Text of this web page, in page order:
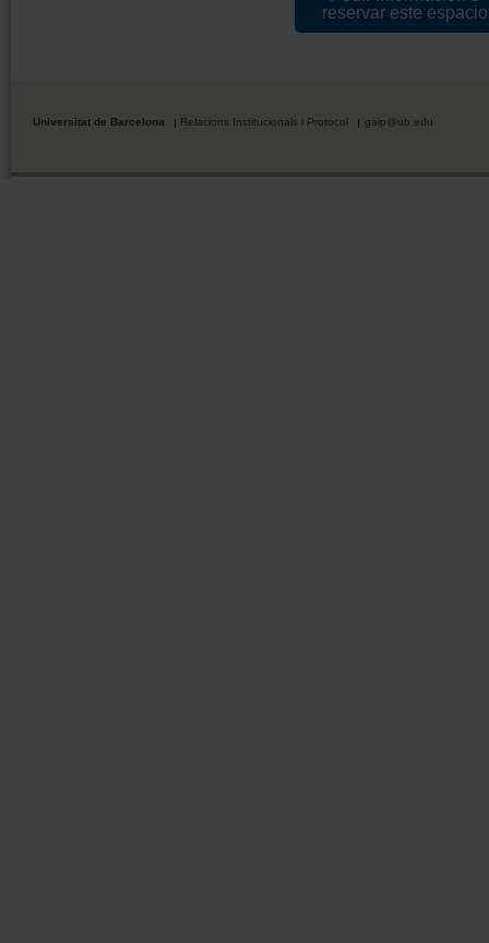
reservar este espacio
Universitat de Barcelona Relacions Institucionals i Protocol gaip@ub.edu